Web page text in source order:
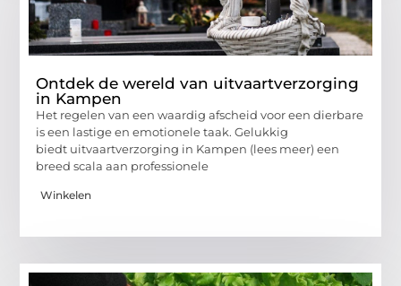
Ontdek de wereld van uitvaartverzorging
in Kampen
Het regelen van een waardig afscheid voor een dierbare
is een lastige en emotionele taak. Gelukkig
biedt uitvaartverzorging in Kampen (lees meer) een
breed scala aan professionele
Winkelen